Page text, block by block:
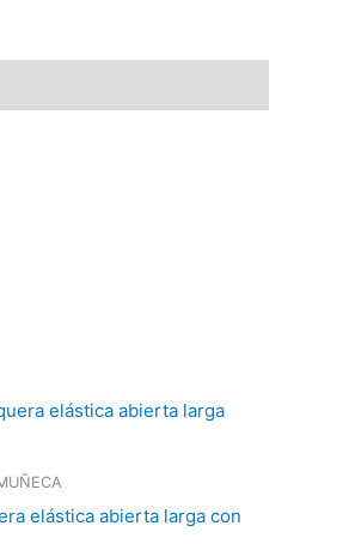
elástica abierta larga con